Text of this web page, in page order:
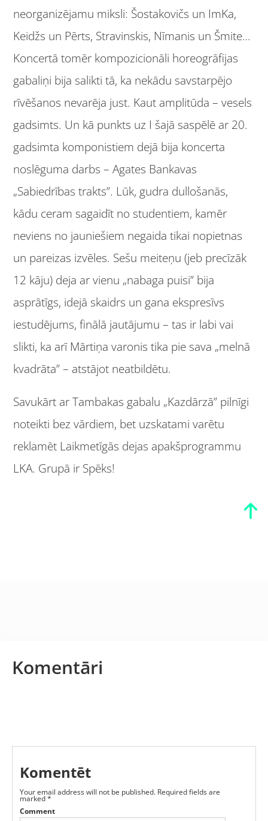
neorganizējamu miksli: Šostakovičs un ImKa,
Keidžs un Pērts, Stravinskis, Nīmanis un Šmite…
Koncertā tomēr kompozicionāli horeogrāfijas
gabaliņi bija salikti tā, ka nekādu savstarpējo
rīvēšanos nevarēja just. Kaut amplitūda – vesels
gadsimts. Un kā punkts uz I šajā saspēlē ar 20.
gadsimta komponistiem dejā bija koncerta
noslēguma darbs – Agates Bankavas
„Sabiedrības trakts”. Lūk, gudra dullošanās,
kādu ceram sagaidīt no studentiem, kamēr
neviens no jauniešiem negaida tikai nopietnas
un pareizas izvēles. Sešu meiteņu (jeb precīzāk
12 kāju) deja ar vienu „nabaga puisi” bija
asprātīgs, idejā skaidrs un gana ekspresīvs
iestudējums, finālā jautājumu – tas ir labi vai
slikti, ka arī Mārtiņa varonis tika pie sava „melnā
kvadrāta” – atstājot neatbildētu.
Savukārt ar Tambakas gabalu „Kazdārzā” pilnīgi
noteikti bez vārdiem, bet uzskatami varētu
reklamēt Laikmetīgās dejas apakšprogrammu
LKA. Grupā ir Spēks!
Komentāri
Komentēt
Your email address will not be published. Required fields are
marked*
Comment